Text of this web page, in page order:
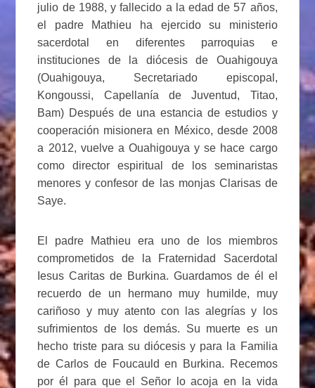
julio de 1988, y fallecido a la edad de 57 años,
el padre Mathieu ha ejercido su ministerio
sacerdotal en diferentes parroquias e
instituciones de la diócesis de Ouahigouya
(Ouahigouya, Secretariado episcopal,
Kongoussi, Capellanía de Juventud, Titao,
Bam) Después de una estancia de estudios y
cooperación misionera en México, desde 2008
a 2012, vuelve a Ouahigouya y se hace cargo
como director espiritual de los seminaristas
menores y confesor de las monjas Clarisas de
Saye.
El padre Mathieu era uno de los miembros
comprometidos de la Fraternidad Sacerdotal
Iesus Caritas de Burkina. Guardamos de él el
recuerdo de un hermano muy humilde, muy
cariñoso y muy atento con las alegrías y los
sufrimientos de los demás. Su muerte es un
hecho triste para su diócesis y para la Familia
de Carlos de Foucauld en Burkina. Recemos
por él para que el Señor lo acoja en la vida